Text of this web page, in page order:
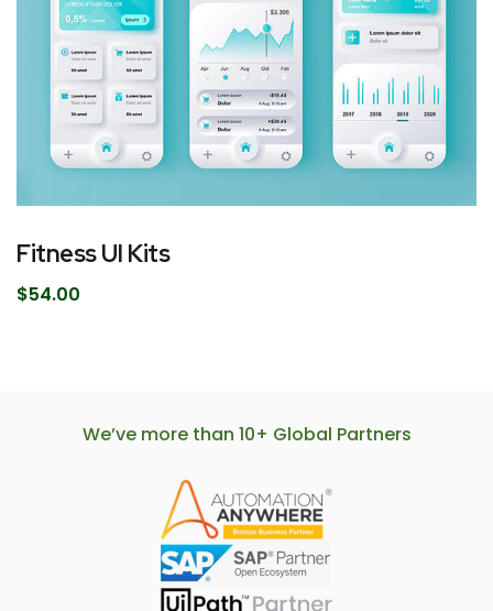
Fitness UI Kits
$54.00
We’ve more than 10+ Global Partners